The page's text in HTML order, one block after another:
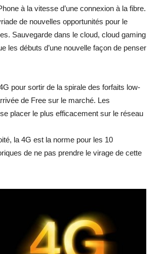
à la vitesse d’une connexion à la fibre.
de nouvelles opportunités pour le
Sauvegarde dans le cloud, cloud gaming
les débuts d’une nouvelle façon de penser
pour sortir de la spirale des forfaits low-
de Free sur le marché. Les
placer le plus efficacement sur le réseau
la 4G est la norme pour les 10
de ne pas prendre le virage de cette